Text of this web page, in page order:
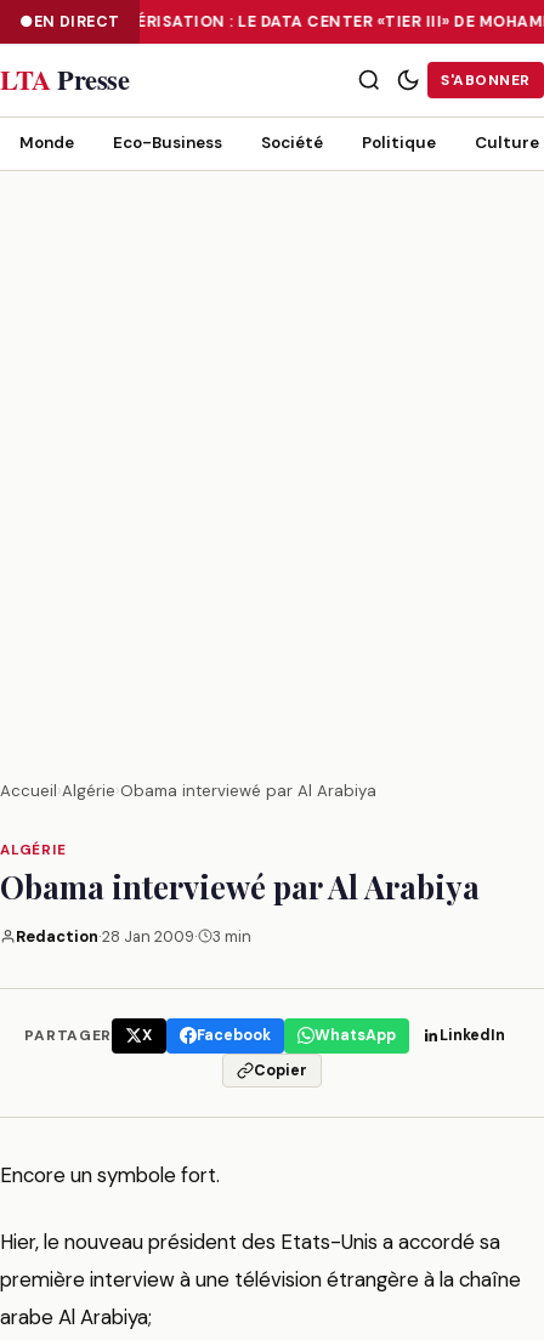
EN DIRECTNUMÉRISATION : LE DATA CENTER «TIER III» DE
NUMÉRISATION : LE DATA CENTER «TIER III» DE MOHAMMADIA, UN
LTAPresse S'ABONNER
Monde Eco-Business Société Politique Culture
Accueil›Algérie›Obama interviewé par Al Arabiya
ALGÉRIE
Obama interviewé par Al Arabiya
Redaction·28 Jan 2009· 3 min
PARTAGER X Facebook WhatsApp
LinkedIn
Copier
Encore un symbole fort.
Hier, le nouveau président des Etats-Unis a accordé sa
première interview à une télévision étrangère à la chaîne
arabe Al Arabiya;